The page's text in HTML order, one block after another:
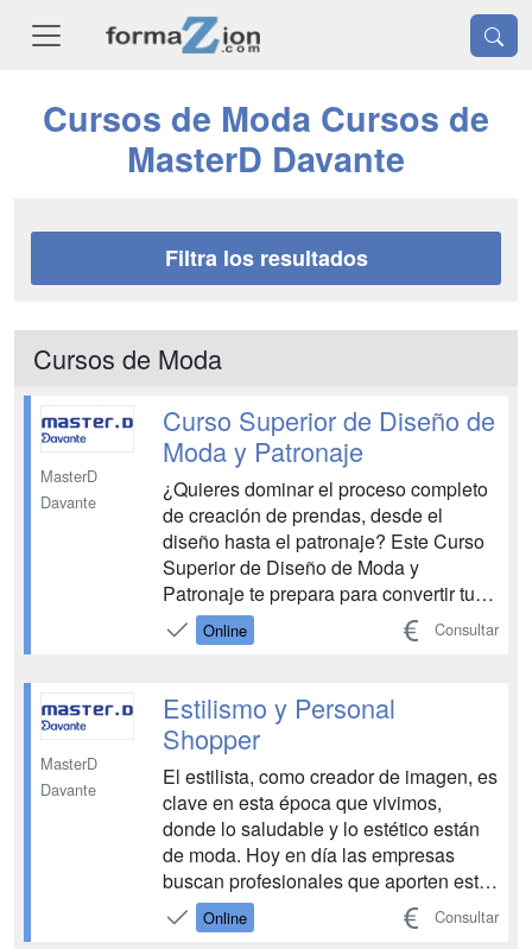
Cursos de Moda Cursos de
MasterD Davante
Filtra los resultados
Cursos de Moda
MasterD
Davante
Curso Superior de Diseño de
Moda y Patronaje
¿Quieres dominar el proceso completo
de creación de prendas, desde el
diseño hasta el patronaje? Este Curso
Superior de Diseño de Moda y
Patronaje te prepara para convertir tus
ideas en colecciones reales.
Aprenderás a dibujar figurines,
identificar tejidos y acabados, y
desarrollar colecciones completas.
Además,...
Online Consultar
MasterD
Davante
Estilismo y Personal
Shopper
El estilista, como creador de imagen, es
clave en esta época que vivimos,
donde lo saludable y lo estético están
de moda. Hoy en día las empresas
buscan profesionales que aporten este
tipo de habilidades y con este curso de
estilismo y tendencias lo puedes
Online Consultar